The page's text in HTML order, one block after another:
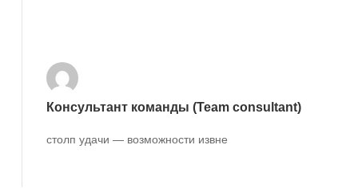
Консультант команды (Team consultant)
столп удачи — возможности извне